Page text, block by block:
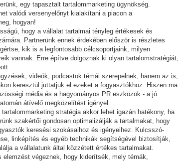
egy tapasztalt tartalommarketing ügynökség.
valódi versenyelőnyt kialakítani a piacon a
hogyan!
hogy a vállalat tartalmai tényleg értékesek és
Partnerünk ennek érdekében először is részletes
kik is a legfontosabb célcsoportjaink, milyen
vannak. Erre építve dolgoznak ki olyan tartalomstratégiát,
videók, podcastok témái szerepelnek, hanem az is,
keresztül juttatjuk el ezeket a fogyasztókhoz. Hiszen ma
média és a hagyományos PR eszközök - a jó
átívelő megközelítést igényel.
stratégia akkor lehet igazán hatékony, ha
szakértői gondosan optimalizálják a tartalmakat, hogy
keresési szokásaihoz és igényeihez. Kulcsszó-
linképítés és egyéb technikák segítségével biztosítják,
a vállalatunk által közzétett értékes tartalmakat.
elemzést végeznek, hogy kiderítsék, mely témák,